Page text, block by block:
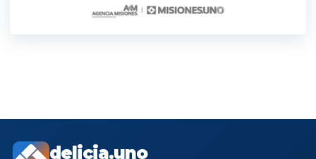
delicia.uno